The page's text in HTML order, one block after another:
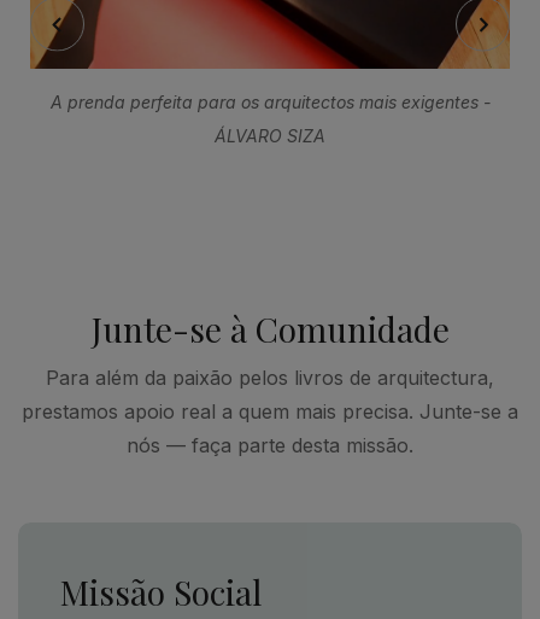
A prenda perfeita para os arquitectos mais exigentes -
ÁLVARO SIZA
Junte-se à Comunidade
Para além da paixão pelos livros de arquitectura,
prestamos apoio real a quem mais precisa. Junte-se a
nós — faça parte desta missão.
Missão Social